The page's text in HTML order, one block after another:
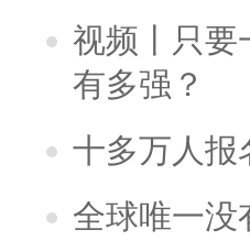
视频丨只要
有多强？
十多万人报
全球唯一没